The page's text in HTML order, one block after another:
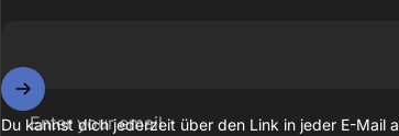
Enter your email
Du kannst dich jederzeit über den Link in jeder E-Mail